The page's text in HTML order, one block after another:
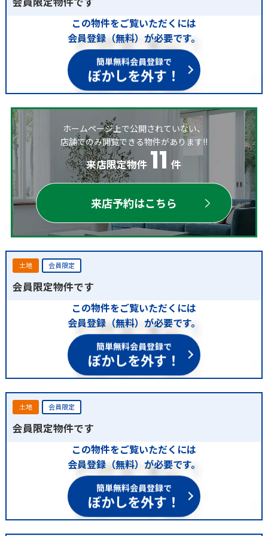
この物件をご覧いただくには
会員登録（無料）が必要です。
簡単無料会員登録で
ぼかしを外す！
ホームページ上で公開されていない、
店舗でのみ閲覧できる物件があります!!
来店限定物件 11 件
来店予約はこちら
土地 会員限定
会員限定物件です
この物件をご覧いただくには
会員登録（無料）が必要です。
簡単無料会員登録で
ぼかしを外す！
土地 会員限定
会員限定物件です
この物件をご覧いただくには
会員登録（無料）が必要です。
簡単無料会員登録で
ぼかしを外す！